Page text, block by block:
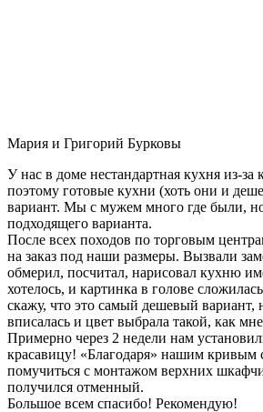
Мария и Григорий Бурковы
У нас в доме нестандартная кухня из-за
поэтому готовые кухни (хоть они и
вариант. Мы с мужем много где были,
подходящего варианта.
После всех походов по торговым
на заказ под наши размеры. Вызвали
обмерил, посчитал, нарисовал кухню
хотелось, и картинка в голове
скажу, что это самый дешевый вариант,
вписалась и цвет выбрала такой, как
Примерно через 2 недели нам
красавицу! «Благодаря» нашим кривым
помучиться с монтажом верхних
получился отменный.
Большое всем спасибо! Рекомендую!